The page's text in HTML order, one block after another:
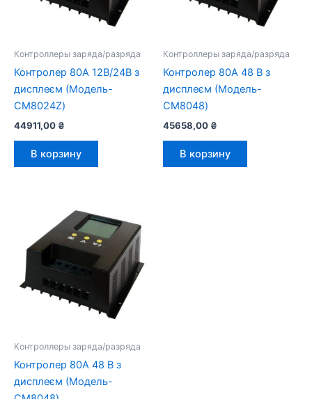
Контроллеры заряда/разряда
Контролер 80А 12В/24В з
дисплеєм (Модель-
CM8024Z)
44911,00 ₴
В корзину
Контроллеры заряда/разряда
Контролер 80А 48 В з
дисплеєм (Модель-
CM8048)
45658,00 ₴
В корзину
Контроллеры заряда/разряда
Контролер 80А 48 В з
дисплеєм (Модель-